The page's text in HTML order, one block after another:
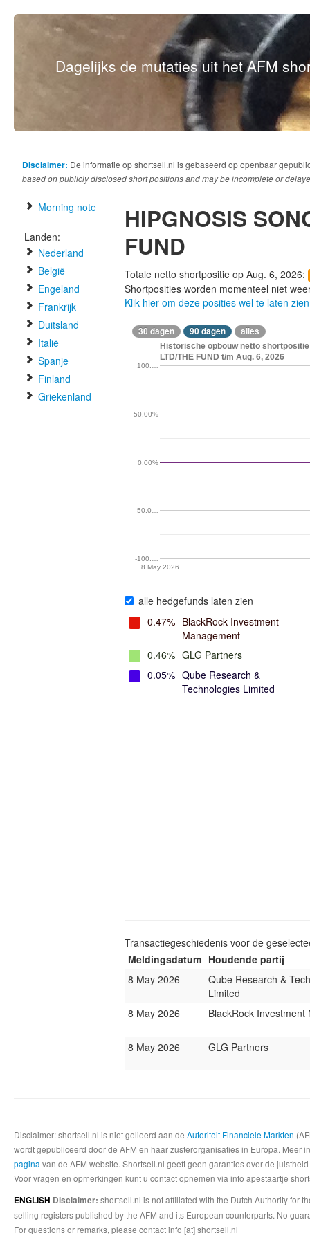
Dagelijks de mutaties uit het AFM
Disclaimer: De informatie op shortsell.nl is gebaseerd op openbaar
based on publicly disclosed short positions and may be incomplete or
Morning note
Landen:
Nederland
België
Engeland
Frankrijk
Duitsland
Italië
Spanje
Finland
Griekenland
HIPGNOSIS
FUND
Totale netto shortpositie op Aug. 6, 2026:
Shortposities worden momenteel niet
Klik hier om deze posities wel te laten zien
30 dagen 90 dagen alles
Historische opbouw netto shortpositie
LTD/THE FUND t/m Aug. 6, 2026
8 May 2026
-100.…
-50.0…
0.00%
50.00%
100.…
alle hedgefunds laten zien
0.47% BlackRock Investment
Management
0.46% GLG Partners
0.05% Qube Research &
Technologies Limited
Transactiegeschiedenis voor de
Meldingsdatum Houdende partij
8 May 2026
Qube Research &
Limited
8 May 2026
BlackRock Investment
8 May 2026 GLG Partners
Disclaimer: shortsell.nl is niet gelieerd aan de Autoriteit Financiele Markten
wordt gepubliceerd door de AFM en haar zusterorganisaties in Europa.
pagina van de AFM website. Shortsell.nl geeft geen garanties over de
Voor vragen en opmerkingen kunt u contact opnemen via info apestaartje
ENGLISH Disclaimer: shortsell.nl is not affiliated with the Dutch Authority for
selling registers published by the AFM and its European counterparts. No
For questions or remarks, please contact info [at] shortsell.nl